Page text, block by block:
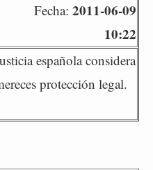
Fecha: 2011-06-09
10:22
española considera
protección legal.